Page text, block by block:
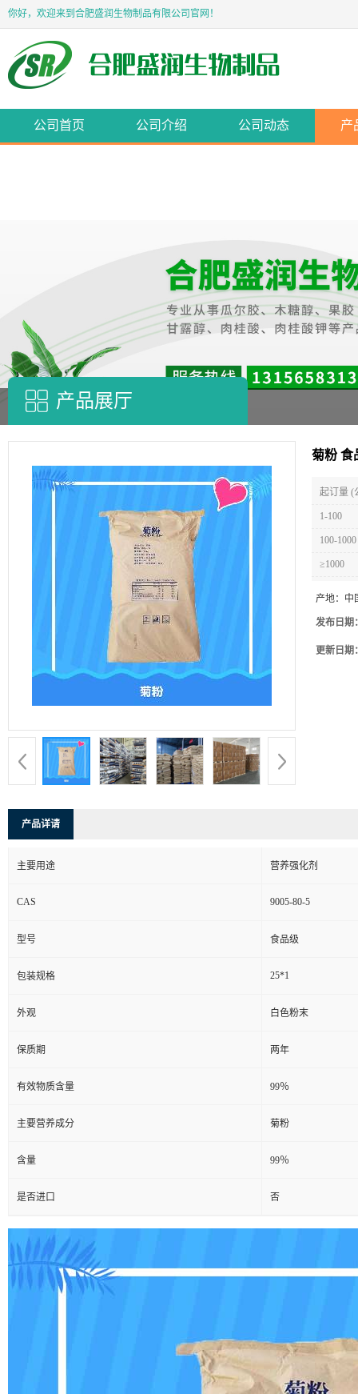
你好，欢迎来到合肥盛润生物制品有限公司官网！
公司首页 公司介绍 公司动态 产
产品展厅
菊粉 食
起订量 (
1-100
100-1000
≥1000
产地： 中
发布日期
更新日期
产品详请
主要用途 营养强化剂
CAS 9005-80-5
型号 食品级
包装规格 25*1
外观 白色粉末
保质期 两年
有效物质含量 99％
主要营养成分 菊粉
含量 99％
是否进口 否